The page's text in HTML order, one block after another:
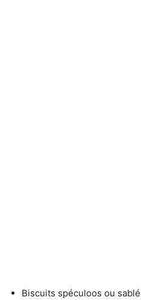
Biscuits spéculoos ou